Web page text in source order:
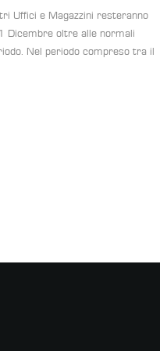
Uffici e Magazzini resteranno
Dicembre oltre alle normali
Nel periodo compreso tra il